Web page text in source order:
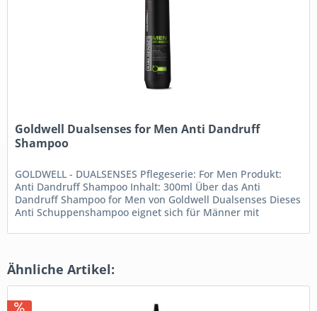
Goldwell Dualsenses for Men Anti Dandruff
Shampoo
GOLDWELL - DUALSENSES Pflegeserie: For Men Produkt:
Anti Dandruff Shampoo Inhalt: 300ml Über das Anti
Dandruff Shampoo for Men von Goldwell Dualsenses Dieses
Anti Schuppenshampoo eignet sich für Männer mit
Ähnliche Artikel: